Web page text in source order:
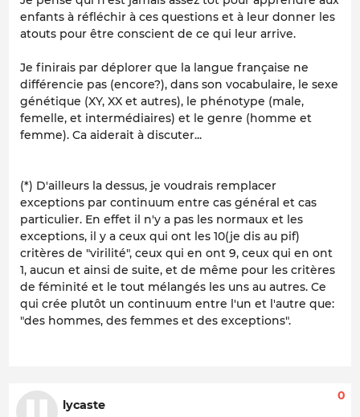
enfants à réfléchir à ces questions et à leur donner les
atouts pour être conscient de ce qui leur arrive.
Je finirais par déplorer que la langue française ne
différencie pas (encore?), dans son vocabulaire, le sexe
génétique (XY, XX et autres), le phénotype (male,
femelle, et intermédiaires) et le genre (homme et
femme). Ca aiderait à discuter...
(*) D'ailleurs la dessus, je voudrais remplacer
exceptions par continuum entre cas général et cas
particulier. En effet il n'y a pas les normaux et les
exceptions, il y a ceux qui ont les 10(je dis au pif)
critères de "virilité", ceux qui en ont 9, ceux qui en ont
1, aucun et ainsi de suite, et de même pour les critères
de féminité et le tout mélangés les uns au autres. Ce
qui crée plutôt un continuum entre l'un et l'autre que:
"des hommes, des femmes et des exceptions".
lycaste
0